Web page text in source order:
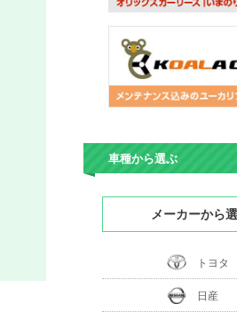
車種から選ぶ
メーカーから
トヨタ
日産